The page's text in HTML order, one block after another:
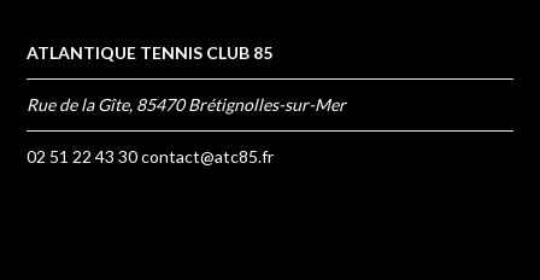
ATLANTIQUE TENNIS CLUB 85
Rue de la Gîte, 85470 Brétignolles-sur-Mer
02 51 22 43 30contact@atc85.fr